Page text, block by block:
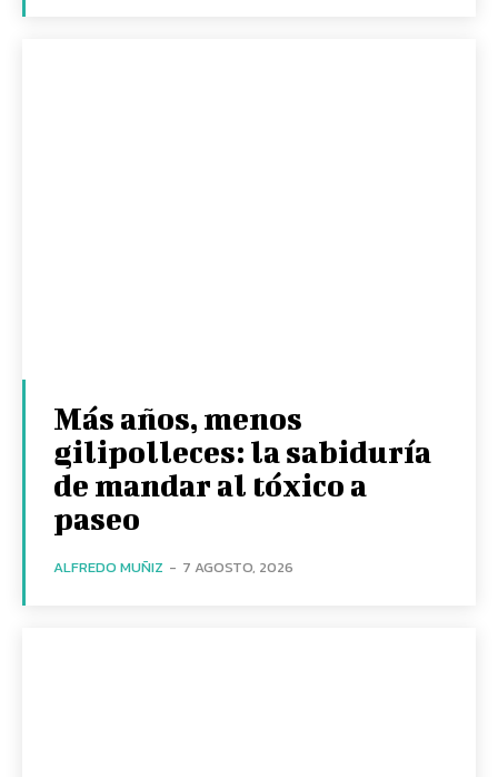
Más años, menos
gilipolleces: la sabiduría
de mandar al tóxico a
paseo
ALFREDO MUÑIZ - 7 AGOSTO, 2026